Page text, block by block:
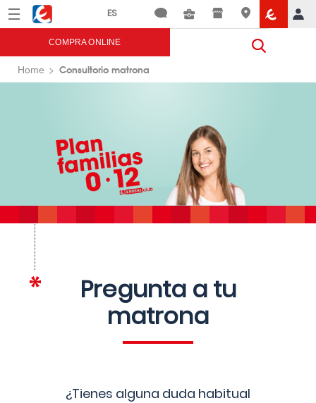
Menú Eroski
COMPRA ONLINE
Home Consultorio matrona
Pregunta a tu
matrona
¿Tienes alguna duda habitual